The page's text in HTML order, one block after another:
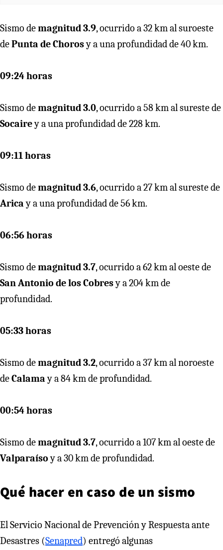
Sismo demagnitud 3.9, ocurrido a 32 km al suroeste
dePunta de Chorosy a una profundidad de 40 km.
09:24 horas
Sismo demagnitud 3.0, ocurrido a 58 km al sureste de
Socairey a una profundidad de 228 km.
09:11 horas
Sismo demagnitud 3.6, ocurrido a 27 km al sureste de
Aricay a una profundidad de 56 km.
06:56 horas
Sismo demagnitud 3.7, ocurrido a 62 km al oeste de
San Antonio de los Cobresy a 204 km de
profundidad.
05:33 horas
Sismo demagnitud 3.2, ocurrido a 37 km al noroeste
deCalamay a 84 km de profundidad.
00:54 horas
Sismo demagnitud 3.7, ocurrido a 107 km al oeste de
Valparaísoy a 30 km de profundidad.
Qué hacer en caso de un sismo
El Servicio Nacional de Prevención y Respuesta ante
Desastres (Senapred) entregó algunas